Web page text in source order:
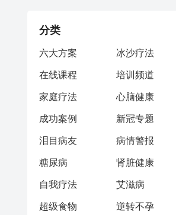
分类
六大方案
冰沙疗法
在线课程
培训频道
家庭疗法
心脑健康
成功案例
新冠专题
泪目病友
病情警报
糖尿病
肾脏健康
自我疗法
艾滋病
超级食物
逆转不孕